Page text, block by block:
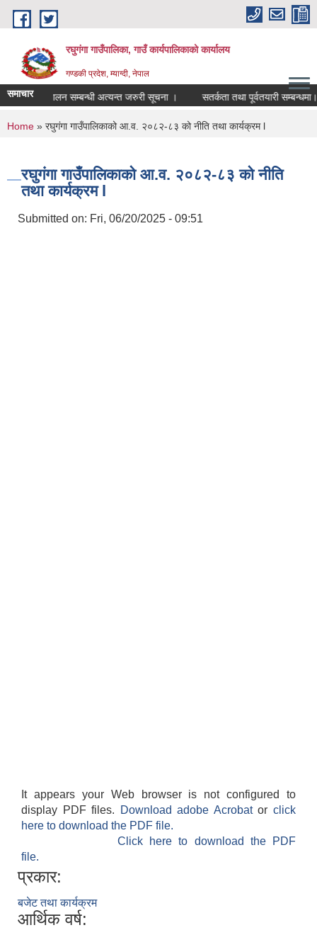
Skip to main content
रघुगंगा गाउँपालिका, गाउँ कार्यपालिकाको कार्यालय
गण्डकी प्रदेश, म्याग्दी, नेपाल
समाचारसञ्चालन सम्बन्धी अत्यन्त जरुरी सूचना । सतर्कता तथा पूर्वतयारी सम्बन्धमा।
You are here
Home » रघुगंगा गाउँपालिकाको आ.व. २०८२-८३ को नीति तथा कार्यक्रम l
रघुगंगा गाउँपालिकाको आ.व. २०८२-८३ को नीति
तथा कार्यक्रम l
Submitted on: Fri, 06/20/2025 - 09:51
It appears your Web browser is not configured to
display PDF files.
Download adobe Acrobatorclick
here to download the PDF file.
Click here to download the PDF
file.
प्रकार:
बजेट तथा कार्यक्रम
आर्थिक वर्ष: